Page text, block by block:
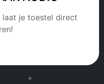
laat je toestel direct